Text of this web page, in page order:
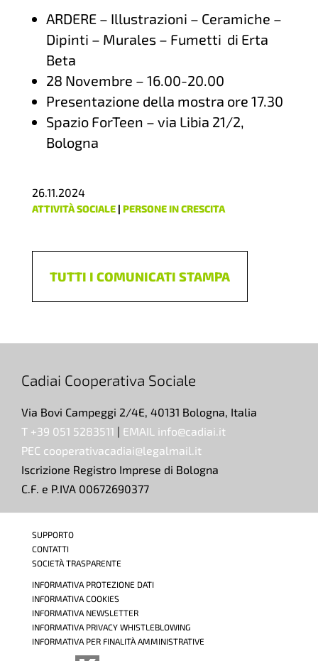
ARDERE – Illustrazioni – Ceramiche –
Dipinti – Murales – Fumetti di Erta
Beta
28 Novembre – 16.00-20.00
Presentazione della mostra ore 17.30
Spazio ForTeen – via Libia 21/2,
Bologna
26.11.2024
ATTIVITÀ SOCIALE| PERSONE IN CRESCITA
TUTTI I COMUNICATI STAMPA
Cadiai Cooperativa Sociale
Via Bovi Campeggi 2/4E, 40131 Bologna, Italia
T +39 051 5283511 | EMAIL info@cadiai.it
PEC cooperativacadiai@legalmail.it
Iscrizione Registro Imprese di Bologna
C.F. e P.IVA 00672690377
SUPPORTO
CONTATTI
SOCIETÀ TRASPARENTE
INFORMATIVA PROTEZIONE DATI
INFORMATIVA COOKIES
INFORMATIVA NEWSLETTER
INFORMATIVA PRIVACY WHISTLEBLOWING
INFORMATIVA PER FINALITÀ AMMINISTRATIVE